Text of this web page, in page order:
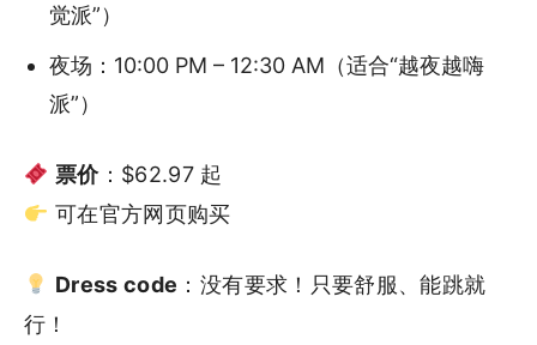
觉派”）
夜场：10:00 PM – 12:30 AM（适合“越夜越嗨
派”）
票价：$62.97 起
可在官方网页购买
Dress code ：没有要求！只要舒服、能跳就
行！